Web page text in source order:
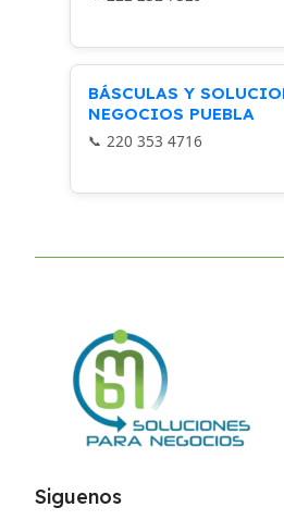
BÁSCULAS Y
NEGOCIOS PUEBLA
220 353 4716
Siguenos